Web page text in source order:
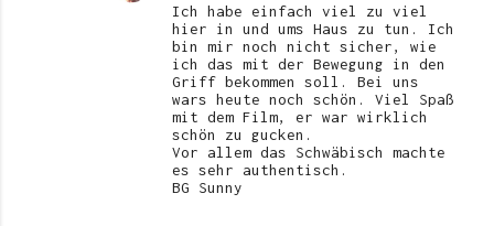
Ich habe einfach viel zu viel
hier in und ums Haus zu tun. Ich
bin mir noch nicht sicher, wie
ich das mit der Bewegung in den
Griff bekommen soll. Bei uns
wars heute noch schön. Viel Spaß
mit dem Film, er war wirklich
schön zu gucken.
Vor allem das Schwäbisch machte
es sehr authentisch.
BG Sunny